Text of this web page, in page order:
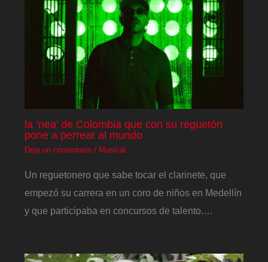
la ‘nea’ de Colombia que con su reguetón
pone a perrear al mundo
Deja un comentario / Musical
Un reguetonero que sabe tocar el clarinete, que
empezó su carrera en un coro de niños en Medellín
y que participaba en concursos de talento.…